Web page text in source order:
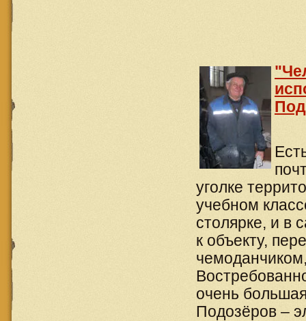
уголке
учебном
столярке, и в
к объекту,
очень
Подозёров –